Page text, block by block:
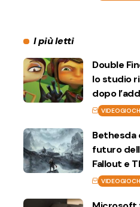
I più letti
Double
lo studio
dopo
Bethesda
futuro
Fallout e